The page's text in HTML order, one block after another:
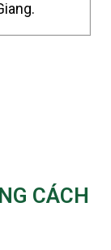
CÁCH